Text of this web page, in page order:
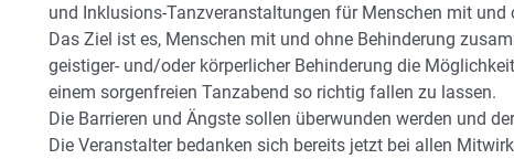
und Inklusions-Tanzveranstaltungen für Menschen mit und
Das Ziel ist es, Menschen mit und ohne Behinderung
geistiger- und/oder körperlicher Behinderung die
einem sorgenfreien Tanzabend so richtig fallen zu lassen.
Die Barrieren und Ängste sollen überwunden werden und
Die Veranstalter bedanken sich bereits jetzt bei allen